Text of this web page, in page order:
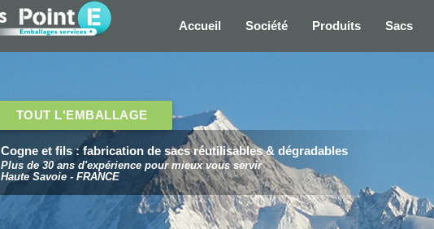
Accueil Société Produits Sacs
TOUT L'EMBALLAGE
Cogne et fils : fabrication de sacs réutilisables & dégradables
Plus de 30 ans d'expérience pour mieux vous servir
Haute Savoie - FRANCE